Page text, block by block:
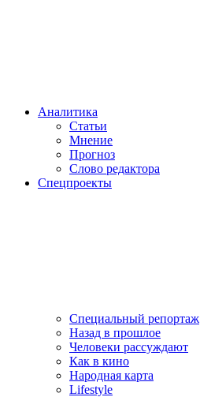
Аналитика
Статьи
Мнение
Прогноз
Cлово редактора
Спецпроекты
Специальный репортаж
Назад в прошлое
Человеки рассуждают
Как в кино
Народная карта
Lifestyle